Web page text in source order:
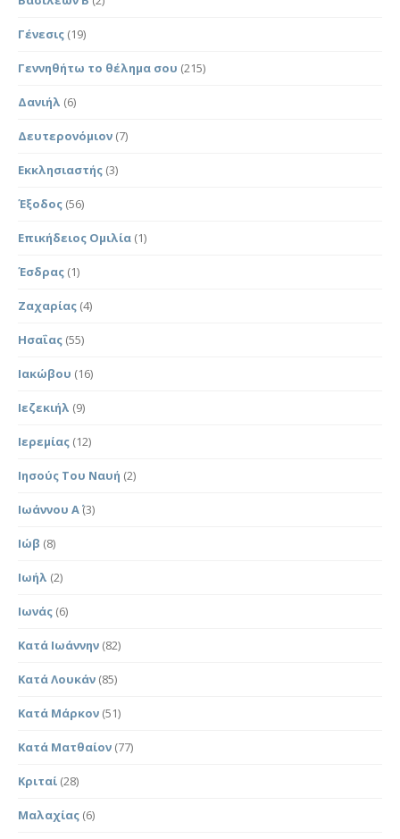
Γένεσις (19)
Γεννηθήτω το θέλημα σου (215)
Δανιήλ (6)
Δευτερονόμιον (7)
Εκκλησιαστής (3)
Έξοδος (56)
Επικήδειος Ομιλία (1)
Έσδρας (1)
Ζαχαρίας (4)
Ησαΐας (55)
Ιακώβου (16)
Ιεζεκιήλ (9)
Ιερεμίας (12)
Ιησούς Του Ναυή (2)
Ιωάννου Α΄(3)
Ιώβ (8)
Ιωήλ (2)
Ιωνάς (6)
Κατά Ιωάννην (82)
Κατά Λουκάν (85)
Κατά Μάρκον (51)
Κατά Ματθαίον (77)
Κριταί (28)
Μαλαχίας (6)